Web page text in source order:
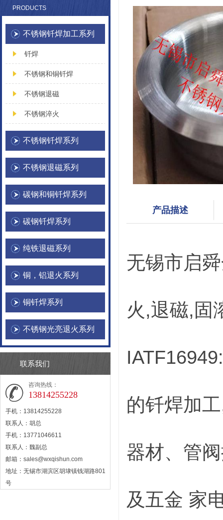
PRODUCTS
不锈钢钎焊加工系列
钎焊
不锈钢和铜钎焊
不锈钢退磁
不锈钢淬火
不锈钢钎焊系列
不锈钢退磁系列
碳钢和铜钎焊系列
碳钢钎焊系列
纯铁退磁系列
铜，铝退火系列
铜钎焊系列
不锈钢光亮退火系列
联系我们
咨询热线：
13814255228
手机：13814255228
联系人：胡总
手机：13771046611
联系人：魏副总
邮箱： sales@wxqishun.com
地址：无锡市湖滨区胡埭镇钱湖路801
号
产品描述
无锡市启
火,退磁,固
的钎焊加
器材、管
及五金 家